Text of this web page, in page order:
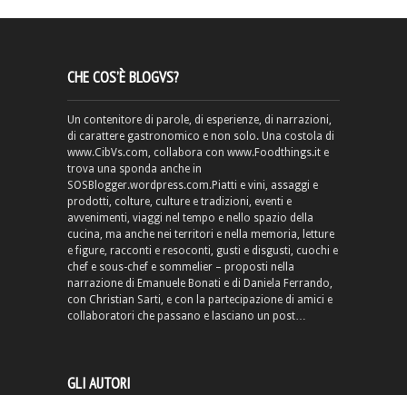
CHE COS’È BLOGVS?
Un contenitore di parole, di esperienze, di narrazioni,
di carattere gastronomico e non solo. Una costola di
www.CibVs.com, collabora con www.Foodthings.it e
trova una sponda anche in
SOSBlogger.wordpress.com.Piatti e vini, assaggi e
prodotti, colture, culture e tradizioni, eventi e
avvenimenti, viaggi nel tempo e nello spazio della
cucina, ma anche nei territori e nella memoria, letture
e figure, racconti e resoconti, gusti e disgusti, cuochi e
chef e sous-chef e sommelier – proposti nella
narrazione di Emanuele Bonati e di Daniela Ferrando,
con Christian Sarti, e con la partecipazione di amici e
collaboratori che passano e lasciano un post…
GLI AUTORI